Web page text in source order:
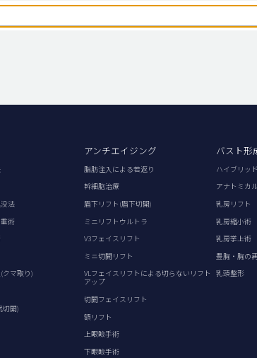
法
術
クマ取り)
切開)
アンチエイジング
脂肪注入による若返り
幹細胞治療
眉下リフト(眉下切開)
ミニリフトウルトラ
V3フェイスリフト
ミニ切開リフト
VLフェイスリフトによる切らないリフト
アップ
切開フェイスリフト
額リフト
上眼瞼手術
下眼瞼手術
バスト形
ハイブリッ
アナトミカ
乳房リフト
乳房縮小術
乳房挙上術
豊胸・胸の
乳頭整形